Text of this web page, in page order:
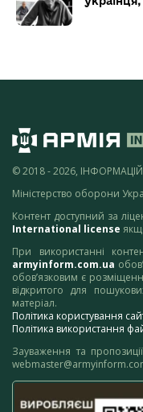
© 2018 - 2026,
Міністерство оборони
Контент доступний за
International license
При використанні
armyinform.com.ua
обов’язковим є
відкритого для
матеріал.
Політика користування
Політика використання
Зауваження та